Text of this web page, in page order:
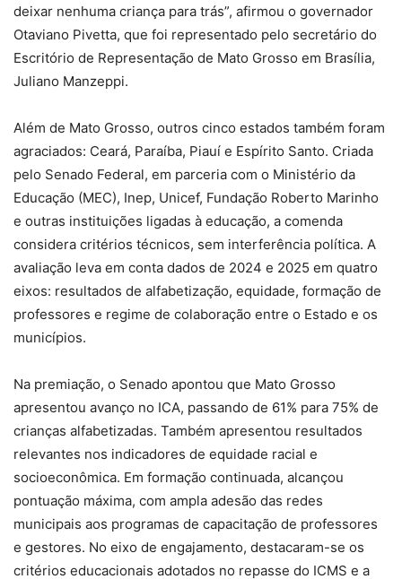
deixar nenhuma criança para trás”, afirmou o governador
Otaviano Pivetta, que foi representado pelo secretário do
Escritório de Representação de Mato Grosso em Brasília,
Juliano Manzeppi.
Além de Mato Grosso, outros cinco estados também foram
agraciados: Ceará, Paraíba, Piauí e Espírito Santo. Criada
pelo Senado Federal, em parceria com o Ministério da
Educação (MEC), Inep, Unicef, Fundação Roberto Marinho
e outras instituições ligadas à educação, a comenda
considera critérios técnicos, sem interferência política. A
avaliação leva em conta dados de 2024 e 2025 em quatro
eixos: resultados de alfabetização, equidade, formação de
professores e regime de colaboração entre o Estado e os
municípios.
Na premiação, o Senado apontou que Mato Grosso
apresentou avanço no ICA, passando de 61% para 75% de
crianças alfabetizadas. Também apresentou resultados
relevantes nos indicadores de equidade racial e
socioeconômica. Em formação continuada, alcançou
pontuação máxima, com ampla adesão das redes
municipais aos programas de capacitação de professores
e gestores. No eixo de engajamento, destacaram-se os
critérios educacionais adotados no repasse do ICMS e a